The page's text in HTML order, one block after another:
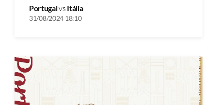
Portugalvs Itália
31/08/2024 18:10